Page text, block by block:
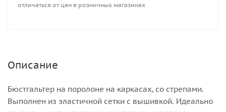
отличаться от цен в розничных магазинах
Описание
Бюстгальтер на поролоне на каркасах, со стрепами.
Выполнен из эластичной сетки с вышивкой. Идеально